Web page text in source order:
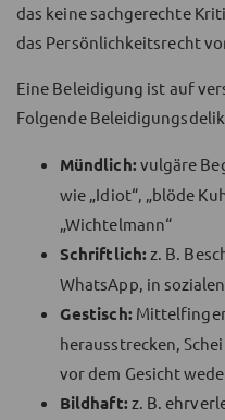
das keine sachgerechte
das Persönlichkeitsrecht
Eine Beleidigung ist auf
Folgende
Mündlich: vulgäre
wie „Idiot“, „blöde
„Wichtelmann“
Schriftlich: z. B.
WhatsApp, in
Gestisch:
herausstrecken,
vor dem Gesicht
Bildhaft: z. B.